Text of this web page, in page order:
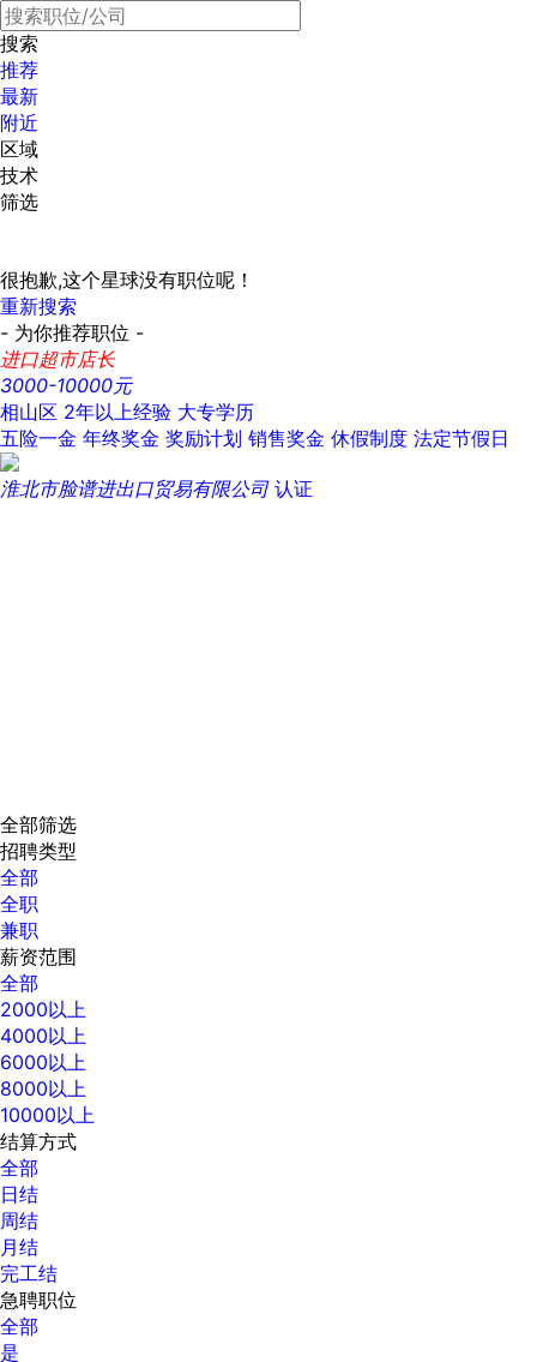
搜索
推荐
最新
附近
区域
技术
筛选
很抱歉,这个星球没有职位呢！
重新搜索
- 为你推荐职位 -
进口超市店长
3000-10000元
相山区 2年以上经验 大专学历
五险一金 年终奖金 奖励计划 销售奖金 休假制度 法定节假日
淮北市脸谱进出口贸易有限公司 认证
全部筛选
招聘类型
全部
全职
兼职
薪资范围
全部
2000以上
4000以上
6000以上
8000以上
10000以上
结算方式
全部
日结
周结
月结
完工结
急聘职位
全部
是